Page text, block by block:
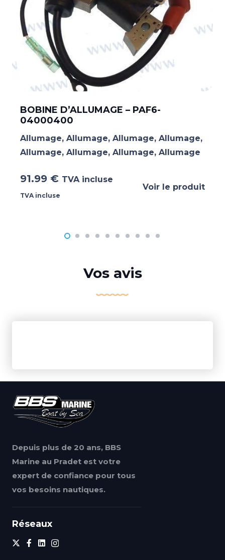
BOBINE D’ALLUMAGE – PAF6-
04000400
Allumage, Allumage, Allumage, Allumage,
Allumage, Allumage, Allumage, Allumage
91.99 € TVA incluse
TVA incluse
Voir le produit
Vos avis
Depuis plus de 20 ans, BBS
Marine au Pradet est votre
expert de confiance pour tous
vos besoins nautiques.
Réseaux